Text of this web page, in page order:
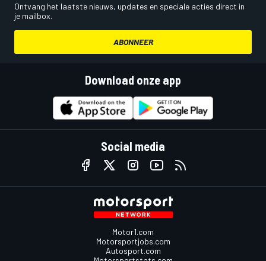
Ontvang het laatste nieuws, updates en speciale acties direct in
je mailbox.
ABONNEER
Download onze app
Social media
Motor1.com
Motorsportjobs.com
Autosport.com